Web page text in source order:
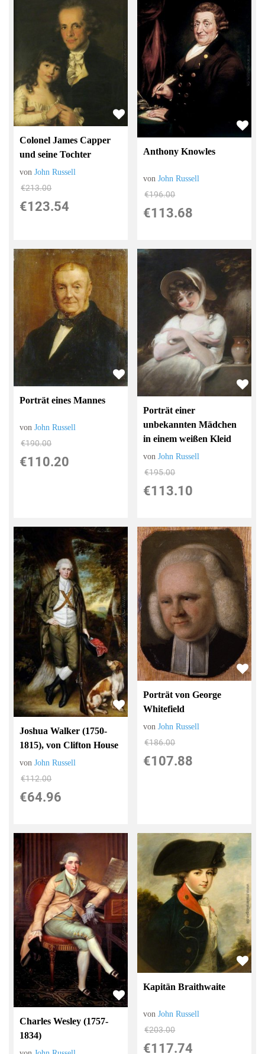
Colonel James Capper
und seine Tochter
vonJohn Russell
€213.00
€123.54
Anthony Knowles
vonJohn Russell
€196.00
€113.68
Porträt eines Mannes
vonJohn Russell
€190.00
€110.20
Porträt einer
unbekannten Mädchen
in einem weißen Kleid
vonJohn Russell
€195.00
€113.10
Joshua Walker (1750-
1815), von Clifton House
vonJohn Russell
€112.00
€64.96
Porträt von George
Whitefield
vonJohn Russell
€186.00
€107.88
Charles Wesley (1757-
1834)
Kapitän Braithwaite
vonJohn Russell
€203.00
€117.74